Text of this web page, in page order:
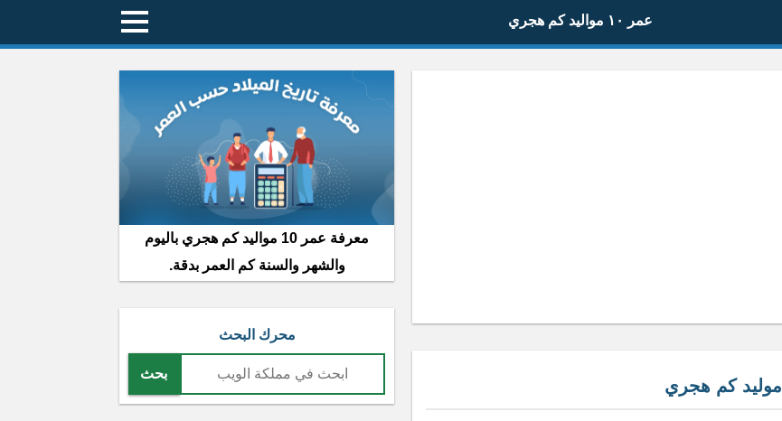
عمر ١٠ مواليد كم هجري
معرفة عمر 10 مواليد كم هجري باليوم
والشهر والسنة كم العمر بدقة.
محرك البحث
بحث